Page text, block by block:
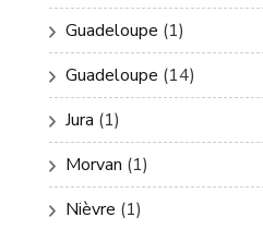
Guadeloupe (1)
Guadeloupe (14)
Jura (1)
Morvan (1)
Nièvre (1)